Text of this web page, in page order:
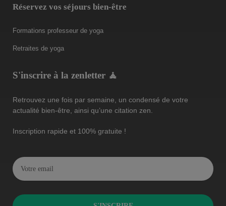
Réservez vos séjours bien-être
Formations professeur de yoga
Retraites de yoga
S'inscrire à la zenletter 🧘
Retrouvez une fois par semaine, un condensé de votre
actualité bien-être, ainsi qu’une citation zen.
Inscription rapide et 100% gratuite !